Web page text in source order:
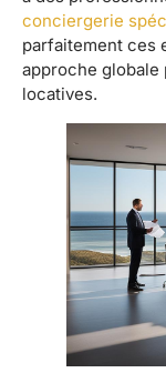
conciergerie
parfaitement ces
approche
locatives.